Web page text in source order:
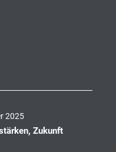
2025
Zukunft